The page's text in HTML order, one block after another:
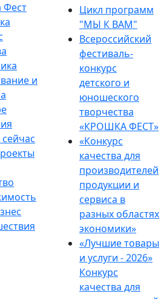
Фест
и
Цикл программ
"МЫ К ВАМ"
Всероссийский
фестиваль-
конкурс
детского и
юношеского
творчества
«КРОШКА ФЕСТ»
«Конкурс
качества для
производителей
продукции и
сервиса в
разных областях
экономики»
«Лучшие товары
и услуги - 2026»
Конкурс
качества для